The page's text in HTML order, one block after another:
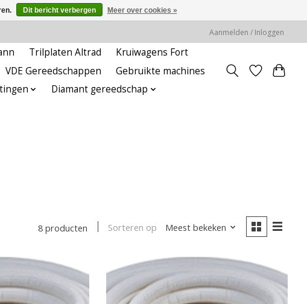
Aanmelden / Inloggen
Trilplaten Altrad
Kruiwagens Fort
VDE Gereedschappen
Gebruikte machines
Diamant gereedschap
8 producten Sorteren op Meest bekeken
Dit bericht verbergen Meer over cookies »